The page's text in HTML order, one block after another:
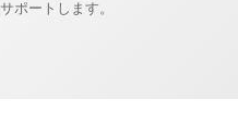
ポートします。